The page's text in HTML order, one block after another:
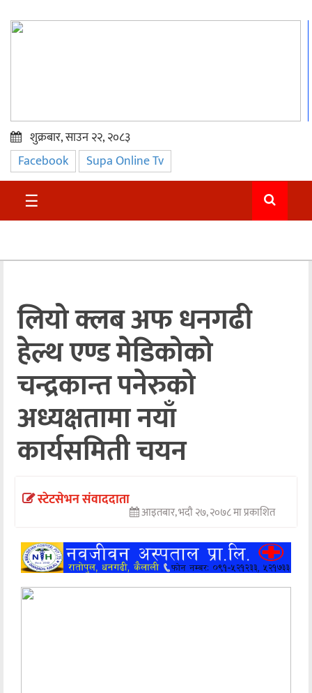
प्रमुख
समाचार
सुदुर
अन्तराष्ट्रिय
अन्तर्वार्ता
अर्थ
खेलकुद
मनोरञ्जन
अन्य
शुक्रबार, साउन २२, २०८३
Facebook Supa Online Tv
☰
लियो क्लब अफ धनगढी
हेल्थ एण्ड मेडिकोको
चन्द्रकान्त पनेरुको
अध्यक्षतामा नयाँ
कार्यसमिती चयन
स्टेटसेभन संवाददाता
आइतबार, भदौ २७, २०७८ मा प्रकाशित